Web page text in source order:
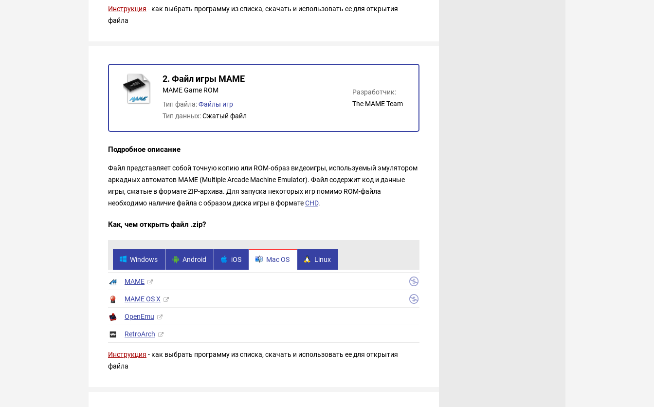
Инструкция - как выбрать программу из списка, скачать и использовать ее для открытия
файла
2. Файл игры MAME
MAME Game ROM
Тип файла:Файлы игр
Тип данных:Сжатый файл
Разработчик:
The MAME Team
Подробное описание
Файл представляет собой точную копию или ROM-образ видеоигры, используемый эмулятором
аркадных автоматов MAME (Multiple Arcade Machine Emulator). Файл содержит код и данные
игры, сжатые в формате ZIP-архива. Для запуска некоторых игр помимо ROM-файла
необходимо наличие файла с образом диска игры в форматеCHD.
Как, чем открыть файл .zip?
Windows Android iOS Mac OS Linux
MAME
MAME OS X
OpenEmu
RetroArch
Инструкция - как выбрать программу из списка, скачать и использовать ее для открытия
файла